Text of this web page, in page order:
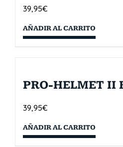
39,95€
AÑADIR AL CARRITO
PRO-HELMET II
39,95€
AÑADIR AL CARRITO